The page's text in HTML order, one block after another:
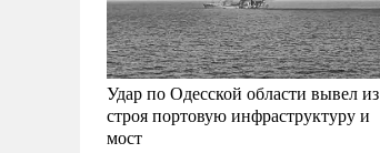
Удар по Одесской области вывел из
строя портовую инфраструктуру и
мост